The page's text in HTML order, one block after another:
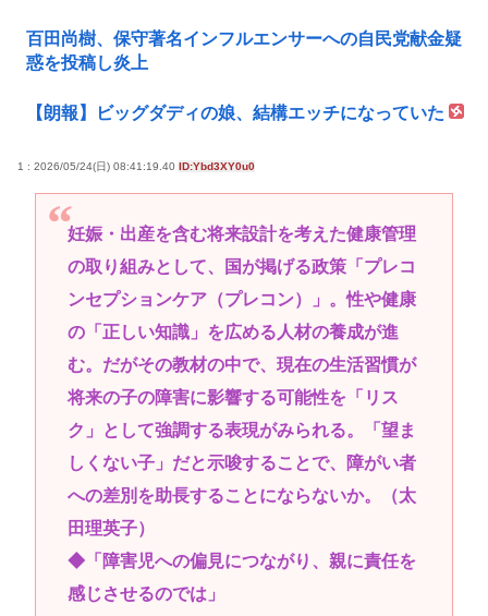
百田尚樹、保守著名インフルエンサーへの自民党献金疑
惑を投稿し炎上
【朗報】ビッグダディの娘、結構エッチになっていた
1 : 2026/05/24(日) 08:41:19.40 ID:Ybd3XY0u0
妊娠・出産を含む将来設計を考えた健康管理
の取り組みとして、国が掲げる政策「プレコ
ンセプションケア（プレコン）」。性や健康
の「正しい知識」を広める人材の養成が進
む。だがその教材の中で、現在の生活習慣が
将来の子の障害に影響する可能性を「リス
ク」として強調する表現がみられる。「望ま
しくない子」だと示唆することで、障がい者
への差別を助長することにならないか。（太
田理英子）
◆「障害児への偏見につながり、親に責任を
感じさせるのでは」